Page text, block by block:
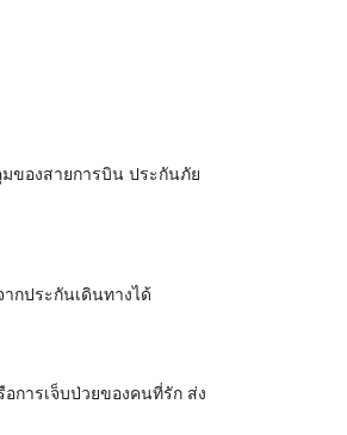
ของสายการบิน ประกันภัย
กประกันเดินทางได้
การเจ็บป่วยของคนที่รัก ส่ง